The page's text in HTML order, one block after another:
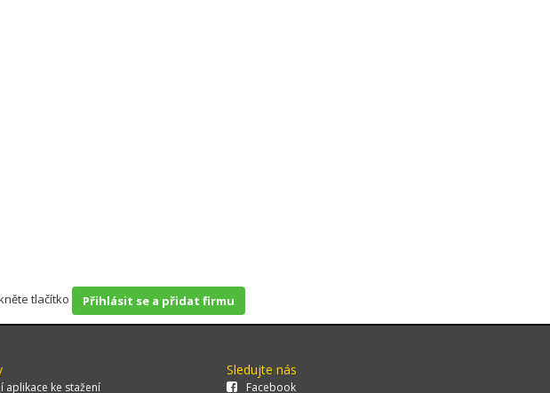
tlačítko Přihlásit se a přidat firmu
aplikace ke stažení
Sledujte nás
Facebook